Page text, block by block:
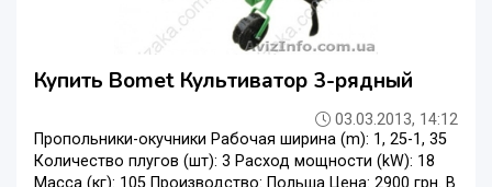
Купить Bomet Культиватор 3-рядный
03.03.2013, 14:12
Пропольники-окучники Рабочая ширина (m): 1, 25-1, 35
Количество плугов (шт): 3 Расход мощности (kW): 18
Масса (кг): 105 Производство: Польша Цена: 2900 грн. В